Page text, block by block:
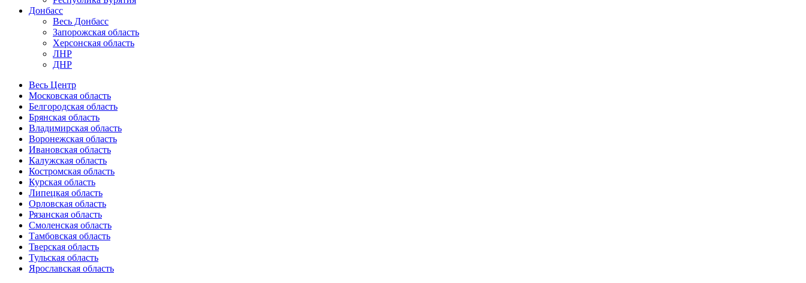
Донбасс
Весь Донбасс
Запорожская область
Херсонская область
ЛНР
ДНР
Весь Центр
Московская область
Белгородская область
Брянская область
Владимирская область
Воронежская область
Ивановская область
Калужская область
Костромская область
Курская область
Липецкая область
Орловская область
Рязанская область
Смоленская область
Тамбовская область
Тверская область
Тульская область
Ярославская область